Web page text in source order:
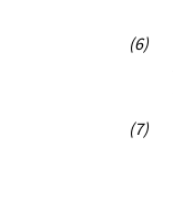
(6)
(7)